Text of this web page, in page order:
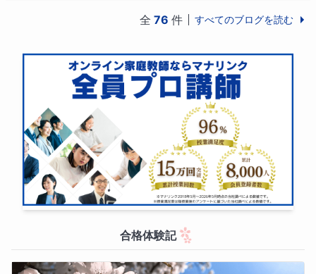
全 76 件 すべてのブログを読む
合格体験記